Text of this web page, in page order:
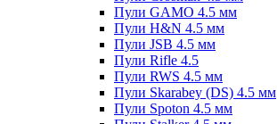
Пули GAMO 4.5 мм
Пули H&N 4.5 мм
Пули JSB 4.5 мм
Пули Rifle 4.5
Пули RWS 4.5 мм
Пули Skarabey (DS) 4.5 мм
Пули Spoton 4.5 мм